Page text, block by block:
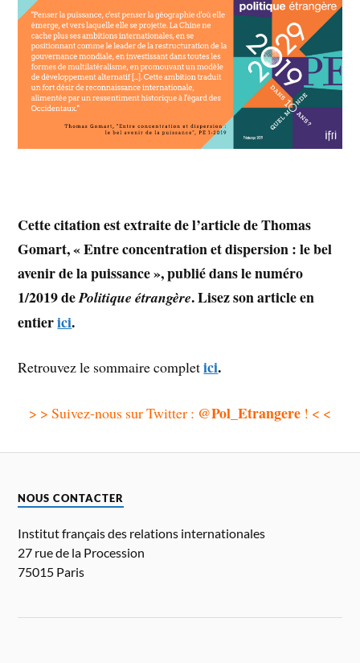
Cette citation est extraite de l’article de Thomas
Gomart, « Entre concentration et dispersion : le bel
avenir de la puissance », publié dans le numéro
1/2019 dePolitique étrangère. Lisez son article en
entierici.
Retrouvez le sommaire completici.
> > Suivez-nous sur Twitter : @Pol_Etrangere ! < <
NOUS CONTACTER
Institut français des relations internationales
27 rue de la Procession
75015 Paris